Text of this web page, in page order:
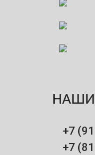
НАШИ
+7
+7